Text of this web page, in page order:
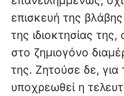
επισκευή της
της ιδιοκτησίας
στο ζημιογόνο
της. Ζητούσε δε,
υποχρεωθεί η